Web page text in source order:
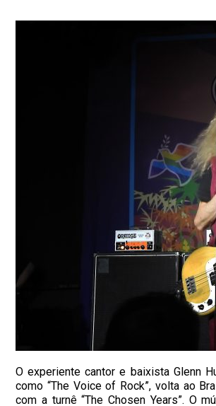
O experiente cantor e baixista Glenn
como “The Voice of Rock”, volta ao
com a turnê “The Chosen Years”. O